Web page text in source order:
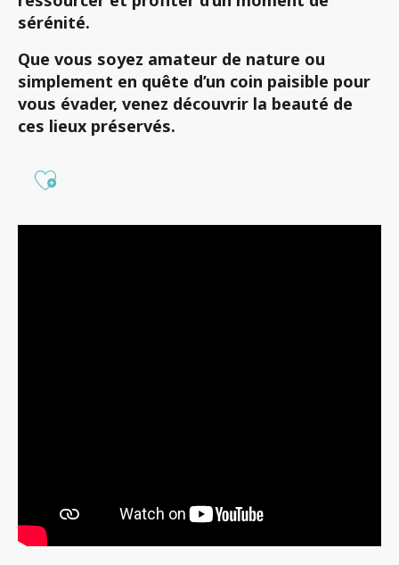
sérénité.
Que vous soyez amateur de nature ou
simplement en quête d’un coin paisible pour
vous évader, venez découvrir la beauté de
ces lieux préservés.
Ajouter aux favoris